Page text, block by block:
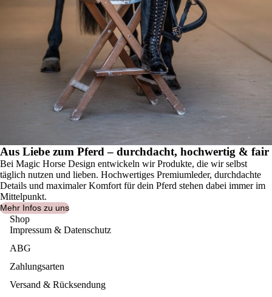
Aus Liebe zum Pferd – durchdacht, hochwertig & fair
Bei Magic Horse Design entwickeln wir Produkte, die wir selbst
täglich nutzen und lieben. Hochwertiges Premiumleder, durchdachte
Details und maximaler Komfort für dein Pferd stehen dabei immer im
Mittelpunkt.
Mehr Infos zu uns
Shop
Impressum & Datenschutz
ABG
Zahlungsarten
Versand & Rücksendung